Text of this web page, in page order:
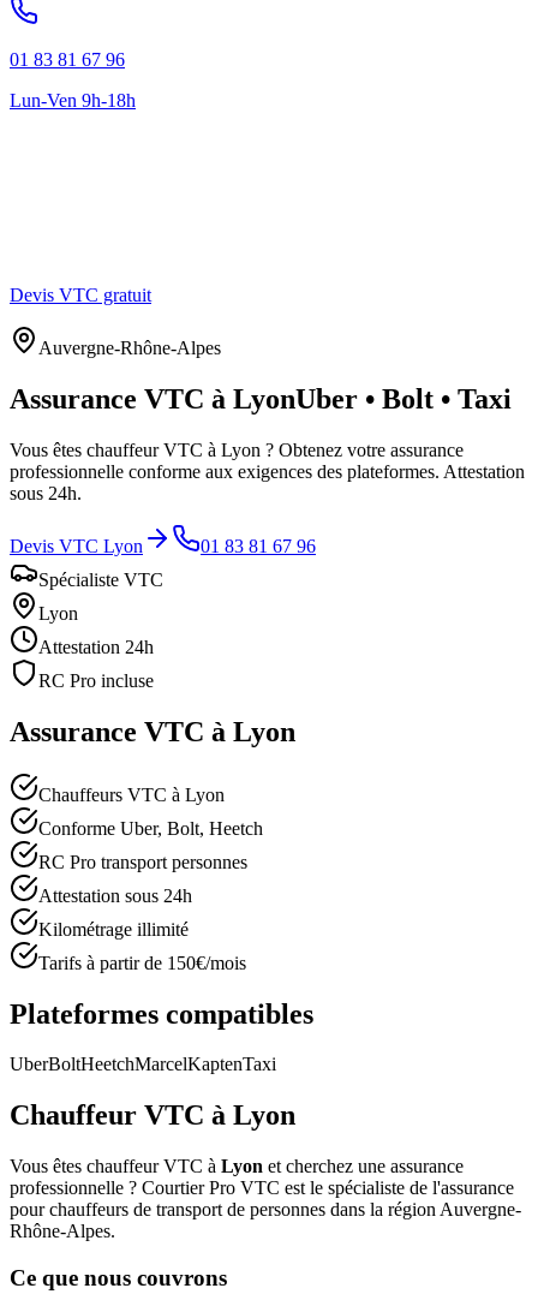
01 83 81 67 96
Lun-Ven 9h-18h
Devis VTC gratuit
Auvergne-Rhône-Alpes
Assurance VTC à LyonUber • Bolt • Taxi
Vous êtes chauffeur VTC à Lyon ? Obtenez votre assurance
professionnelle conforme aux exigences des plateformes. Attestation
sous 24h.
Devis VTC Lyon
01 83 81 67 96
Spécialiste VTC
Lyon
Attestation 24h
RC Pro incluse
Assurance VTC à Lyon
Chauffeurs VTC à Lyon
Conforme Uber, Bolt, Heetch
RC Pro transport personnes
Attestation sous 24h
Kilométrage illimité
Tarifs à partir de 150€/mois
Plateformes compatibles
UberBoltHeetchMarcelKaptenTaxi
Chauffeur VTC à Lyon
Vous êtes chauffeur VTC à Lyon et cherchez une assurance
professionnelle ? Courtier Pro VTC est le spécialiste de l'assurance
pour chauffeurs de transport de personnes dans la région Auvergne-
Rhône-Alpes.
Ce que nous couvrons